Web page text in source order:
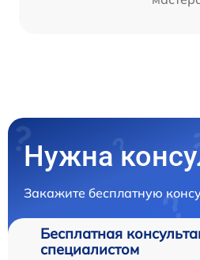
Нужна
Закажите бесплатную
Бесплатная
специалистом